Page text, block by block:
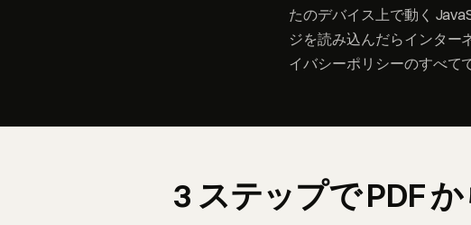
たのデバイス上で動く
ジを読み込んだらインター
イバシーポリシーのすべて
3 ステップで PDF